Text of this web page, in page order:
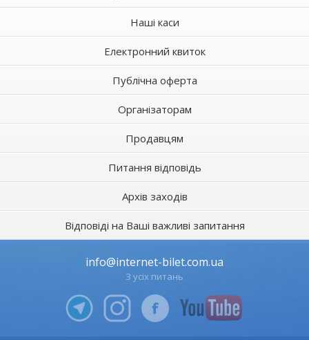
Наші каси
Електронний квиток
Публічна оферта
Організаторам
Продавцям
Питання відповідь
Архів заходів
Відповіді на Ваші важливі запитання
info@internet-bilet.com.ua
З усіх питань